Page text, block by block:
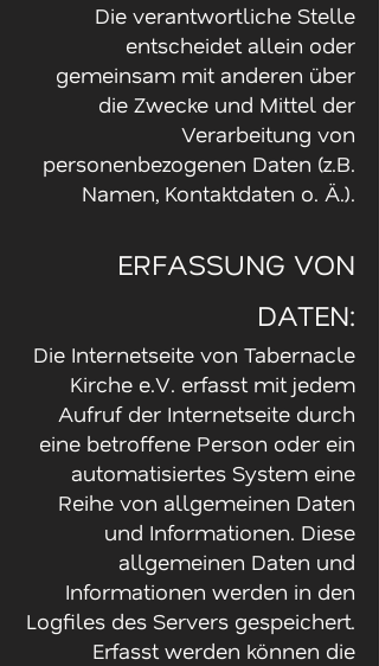
Die verantwortliche Stelle
entscheidet allein oder
gemeinsam mit anderen über
die Zwecke und Mittel der
Verarbeitung von
personenbezogenen Daten (z.B.
Namen, Kontaktdaten o. Ä.).
ERFASSUNG VON
DATEN:
Die Internetseite von Tabernacle
Kirche e.V. erfasst mit jedem
Aufruf der Internetseite durch
eine betroffene Person oder ein
automatisiertes System eine
Reihe von allgemeinen Daten
und Informationen. Diese
allgemeinen Daten und
Informationen werden in den
Logfiles des Servers gespeichert.
Erfasst werden können die